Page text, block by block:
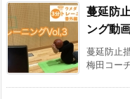
蔓延防
ング動
蔓延防止
梅田コー